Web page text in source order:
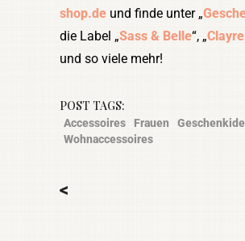
shop.de und finde unter „
die Label „Sass & Belle“, „
und so viele mehr!
POST TAGS:
Accessoires Frauen
Wohnaccessoires
<